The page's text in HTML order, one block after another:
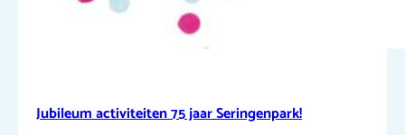
Jubileum activiteiten 75 jaar Seringenpark!